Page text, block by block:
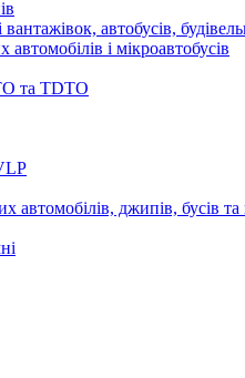
автобусів,
і мікроавтобусів
та TDTO
автомобілів, джипів, бусів